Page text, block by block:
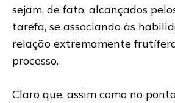
sejam, de fato, alcançados
tarefa, se associando às
relação extremamente
processo.
Claro que, assim como no